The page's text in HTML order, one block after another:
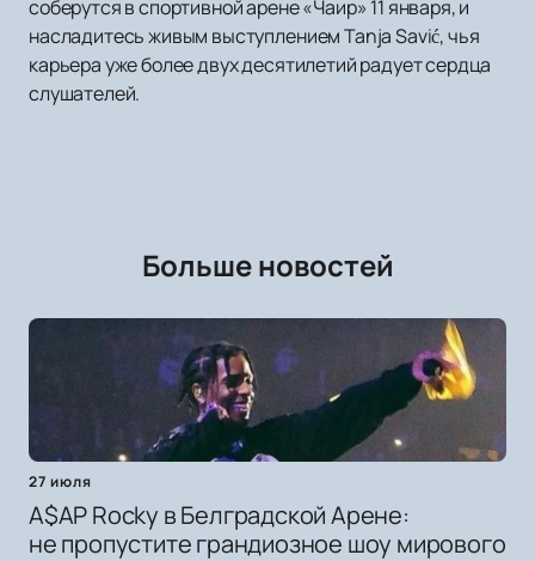
соберутся в спортивной арене «Чаир» 11 января, и
насладитесь живым выступлением Tanja Savić, чья
карьера уже более двух десятилетий радует сердца
слушателей.
Больше новостей
27 июля
A$AP Rocky в Белградской Арене:
не пропустите грандиозное шоу мирового